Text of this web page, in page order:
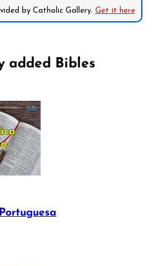
by Catholic Gallery. Get it here
added Bibles